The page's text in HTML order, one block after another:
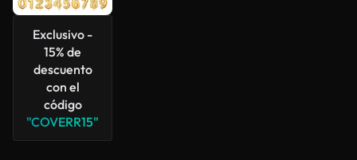
Exclusivo -
15% de
descuento
con el
código
"COVERR15"